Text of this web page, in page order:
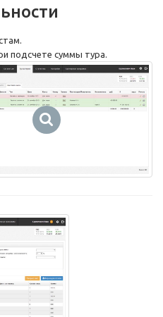
подсчете суммы тура.